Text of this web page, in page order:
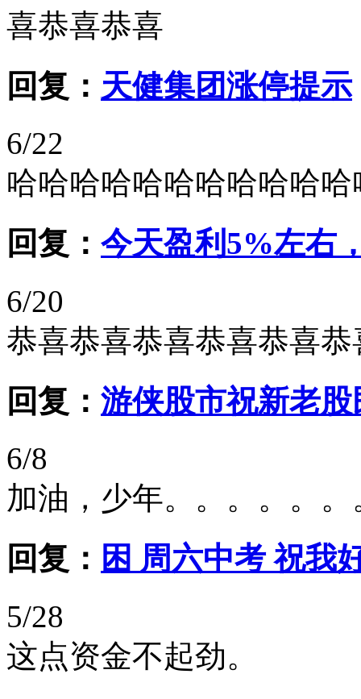
喜恭喜恭喜
回复： 天健集团涨停提示
6/22
哈哈哈哈哈哈哈哈哈哈
回复： 今天盈利5%左右
6/20
恭喜恭喜恭喜恭喜恭喜
回复： 游侠股市祝新老
6/8
加油，少年。。。。。。
回复： 困 周六中考 祝我
5/28
这点资金不起劲。